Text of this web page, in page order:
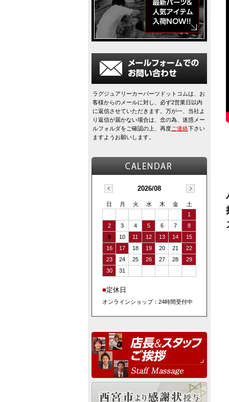
ラグジュアリーカーパーツドットコムは、お
客様からのメールに対し、必ず2営業日以内
に返信させていただきます。万が一、当社よ
り返信が届かない場合は、念の為、迷惑メー
ルフォルダをご確認の上、再度ご連絡下さい
ますようお願いします。
2026/08
日 月 火 水 木 金
土
1
2
3 4 5 6 7
8
9
10 11 12 13 14
15
16
17 18 19 20 21
22
23
24 25 26 27 28
29
30
31
■定休日
オンラインショップ：24時間受付中